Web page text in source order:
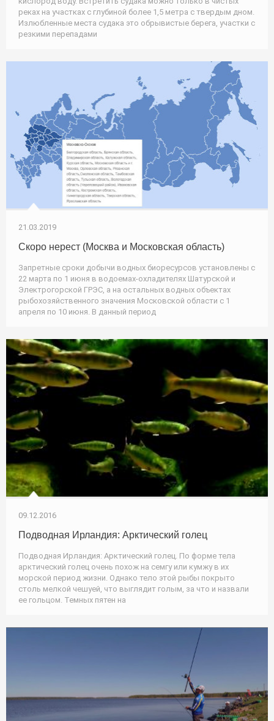
реках на участках с глубиной более 1,5 метра с твердым дном.
Излюбленные места судака это обрывистые берега, участки с
резкими перепадами
21.03.2019
Скоро нерест (Москва и Московская область)
Запретные сроки добычи водных биоресурсов установлены с
22 марта по 1 июня в водоемах-охладителях Шатурской и
Электрогорской ГРЭС, а на остальных водных объектах
рыбохозяйственного значения Московской области с 1
апреля по 10 июня. В данный период
09.12.2016
Подводная Ирландия: Арктический голец
Подводная Ирландия: Арктический голец. По форме тела
арктический голец очень похож на семгу или кумжу в их
морской период жизни. Однако тело этой рыбы покрыто
столь мелкой чешуей, что выглядит голым, за что и назвали
ее гольцом. Темных пятен на